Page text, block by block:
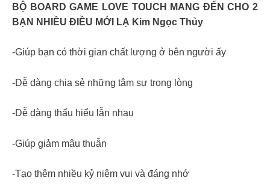
BỘ BOARD GAME LOVE TOUCH MANG ĐẾN CHO 2
BẠN NHIỀU ĐIỀU MỚI LẠ Kim Ngọc Thủy
-Giúp bạn có thời gian chất lượng ở bên người ấy
-Dễ dàng chia sẻ những tâm sự trong lòng
-Dễ dàng thấu hiểu lẫn nhau
-Giúp giảm mâu thuẫn
-Tạo thêm nhiều kỷ niệm vui và đáng nhớ